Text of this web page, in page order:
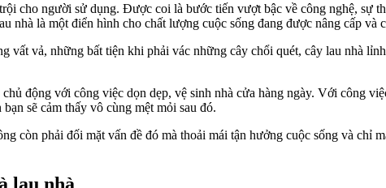
cho người sử dụng. Được coi là bước tiến vượt bậc về công nghệ, sự
là một điển hình cho chất lượng cuộc sống đang được nâng cấp và
vất vả, những bất tiện khi phải vác những cây chổi quét, cây lau nhà
động với công việc dọn dẹp, vệ sinh nhà cửa hàng ngày. Với công
sẽ cảm thấy vô cùng mệt mỏi sau đó.
còn phải đối mặt vấn đề đó mà thoải mái tận hưởng cuộc sống và chỉ
lau nhà